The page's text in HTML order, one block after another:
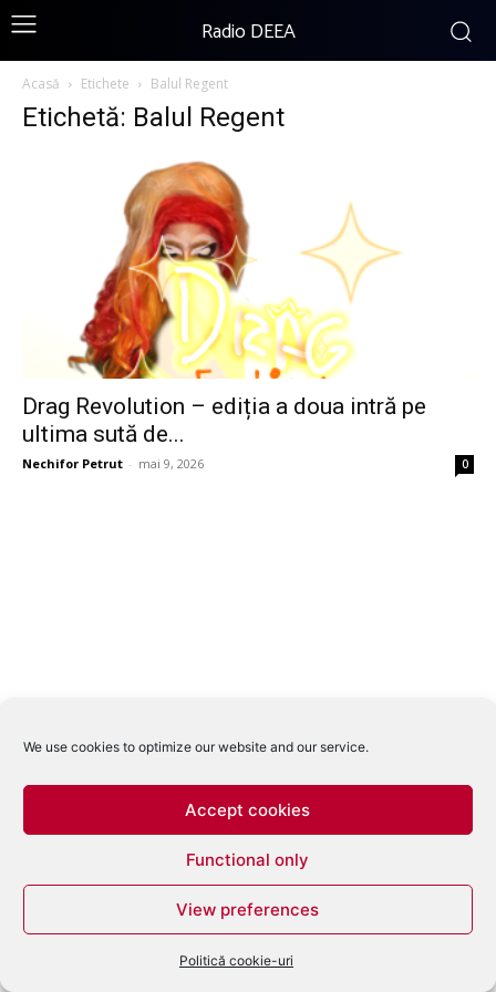
We use cookies to optimize our website and our service.
Accept cookies
Functional only
View preferences
Politică cookie-uri
Radio DEEA
Acasă Etichete Balul Regent
Etichetă: Balul Regent
Drag Revolution – ediția a doua intră pe
ultima sută de...
Nechifor Petrut - mai 9, 2026 0